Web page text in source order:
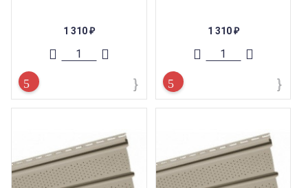
1 310 ₽ 1 310 ₽